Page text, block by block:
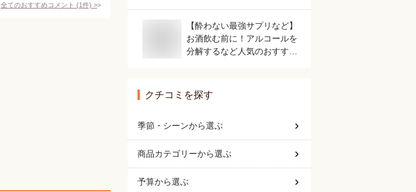
全てのおすすめコメント (1件) >
【酔わない最強サプリなど】
お酒飲む前に！アルコールを
分解するなど人気のおすすめ
クチコミを探す
季節・シーンから選ぶ
商品カテゴリーから選ぶ
予算から選ぶ